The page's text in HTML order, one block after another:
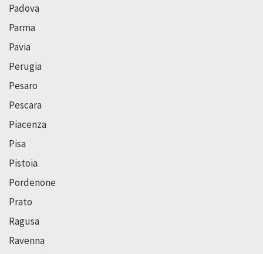
Padova
Parma
Pavia
Perugia
Pesaro
Pescara
Piacenza
Pisa
Pistoia
Pordenone
Prato
Ragusa
Ravenna